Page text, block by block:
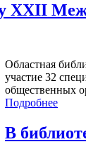
XXII
Областная
участие 32
общественных
Подробнее
В